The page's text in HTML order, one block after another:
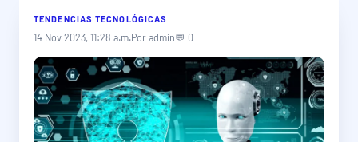
TENDENCIAS TECNOLÓGICAS
14 Nov 2023, 11:28 a.m.Por admin💬 0